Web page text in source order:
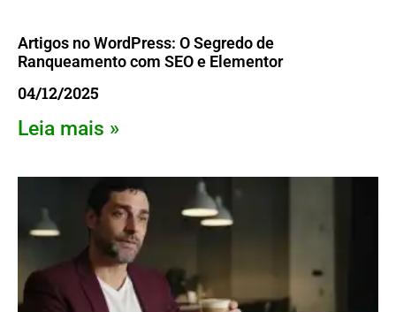
Artigos no WordPress: O Segredo de
Ranqueamento com SEO e Elementor
04/12/2025
Leia mais »